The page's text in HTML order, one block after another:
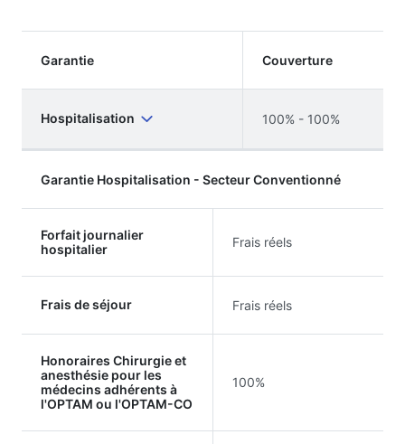
Garantie Couverture
Hospitalisation 100% - 100%
Garantie Hospitalisation - Secteur Conventionné
Forfait journalier
hospitalier
Frais réels
Frais de séjour Frais réels
Honoraires Chirurgie et
anesthésie pour les
médecins adhérents à
l'OPTAM ou l'OPTAM-CO
100%